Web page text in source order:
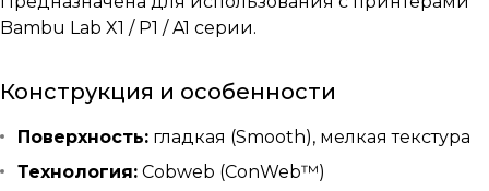
Bambu Lab X1 / P1 / A1 серии.
Конструкция и особенности
Поверхность: гладкая (Smooth), мелкая текстура
Технология: Cobweb (ConWeb™)